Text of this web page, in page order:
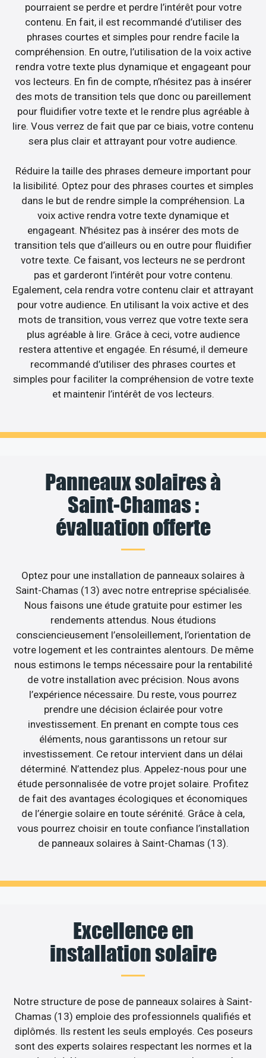
pourraient se perdre et perdre l’intérêt pour votre
contenu. En fait, il est recommandé d’utiliser des
phrases courtes et simples pour rendre facile la
compréhension. En outre, l’utilisation de la voix active
rendra votre texte plus dynamique et engageant pour
vos lecteurs. En fin de compte, n’hésitez pas à insérer
des mots de transition tels que donc ou pareillement
pour fluidifier votre texte et le rendre plus agréable à
lire. Vous verrez de fait que par ce biais, votre contenu
sera plus clair et attrayant pour votre audience.
Réduire la taille des phrases demeure important pour
la lisibilité. Optez pour des phrases courtes et simples
dans le but de rendre simple la compréhension. La
voix active rendra votre texte dynamique et
engageant. N’hésitez pas à insérer des mots de
transition tels que d’ailleurs ou en outre pour fluidifier
votre texte. Ce faisant, vos lecteurs ne se perdront
pas et garderont l’intérêt pour votre contenu.
Egalement, cela rendra votre contenu clair et attrayant
pour votre audience. En utilisant la voix active et des
mots de transition, vous verrez que votre texte sera
plus agréable à lire. Grâce à ceci, votre audience
restera attentive et engagée. En résumé, il demeure
recommandé d’utiliser des phrases courtes et
simples pour faciliter la compréhension de votre texte
et maintenir l’intérêt de vos lecteurs.
Panneaux solaires à
Saint-Chamas :
évaluation offerte
Optez pour une installation de panneaux solaires à
Saint-Chamas (13) avec notre entreprise spécialisée.
Nous faisons une étude gratuite pour estimer les
rendements attendus. Nous étudions
consciencieusement l’ensoleillement, l’orientation de
votre logement et les contraintes alentours. De même
nous estimons le temps nécessaire pour la rentabilité
de votre installation avec précision. Nous avons
l’expérience nécessaire. Du reste, vous pourrez
prendre une décision éclairée pour votre
investissement. En prenant en compte tous ces
éléments, nous garantissons un retour sur
investissement. Ce retour intervient dans un délai
déterminé. N’attendez plus. Appelez-nous pour une
étude personnalisée de votre projet solaire. Profitez
de fait des avantages écologiques et économiques
de l’énergie solaire en toute sérénité. Grâce à cela,
vous pourrez choisir en toute confiance l’installation
de panneaux solaires à Saint-Chamas (13).
Excellence en
installation solaire
Notre structure de pose de panneaux solaires à Saint-
Chamas (13) emploie des professionnels qualifiés et
diplômés. Ils restent les seuls employés. Ces poseurs
sont des experts solaires respectant les normes et la